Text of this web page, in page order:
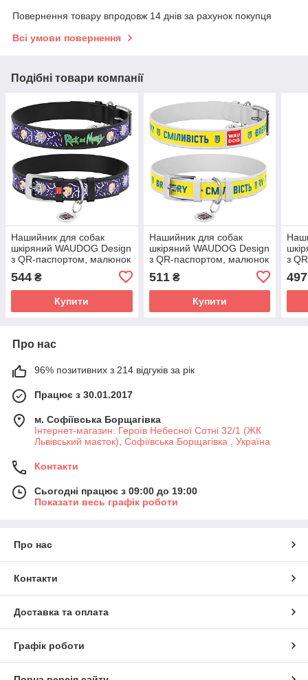
Повернення товару впродовж 14 днів за рахунок покупця
Всі умови повернення
Подібні товари компанії
Нашийник для собак
шкіряний WAUDOG Design
з QR-паспортом, малюнок
"Рік і Морті 2", L, Ш 25 мм,
Д 38-49 см
544 ₴
Купити
Нашийник для собак
шкіряний WAUDOG Design
з QR-паспортом, малюнок
"Сдрібність", L, Ш 25 мм, Д
38-49 см білий
511₴
Купити
з
38-
497
Про нас
96% позитивних з 214 відгуків за рік
Працює з 30.01.2017
м. Софіївська Борщагівка
Інтернет-магазин: Героїв Небесної Сотні 32/1 (ЖК
Львівський маєток), Софіївська Борщагівка , Україна
Контакти
Сьогодні працює з 09:00 до 19:00
Показати весь графік роботи
Про нас
Контакти
Доставка та оплата
Графік роботи